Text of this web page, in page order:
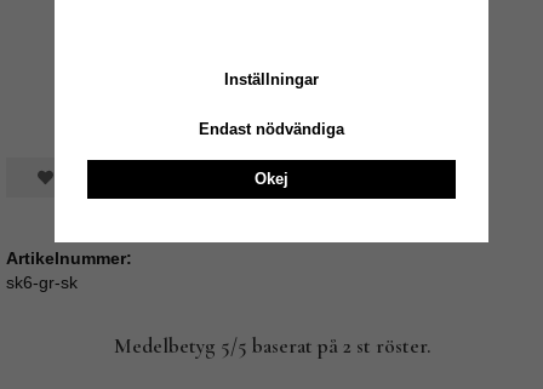
Spara som favorit
Artikelnummer:
sk6-gr-sk
Medelbetyg 5/5 baserat på2 st röster.
Inställningar
Endast nödvändiga
Okej